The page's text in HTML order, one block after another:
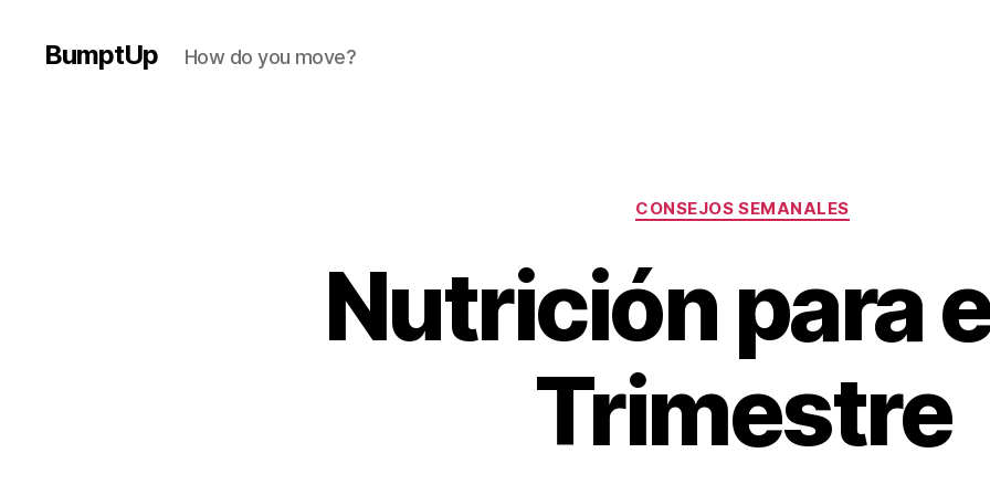
BumptUp How do you move?
Categorías
CONSEJOS SEMANALES
Nutrición para
Trimestre